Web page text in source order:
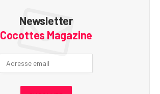
Newsletter
Cocottes Magazine